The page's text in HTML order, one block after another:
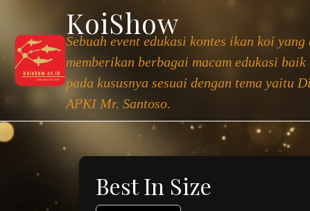
KoiShow
Sebuah event edukasi kontes ikan koi
memberikan berbagai macam edukasi
pada kususnya sesuai dengan tema yaitu
APKI Mr. Santoso.
Best In Size